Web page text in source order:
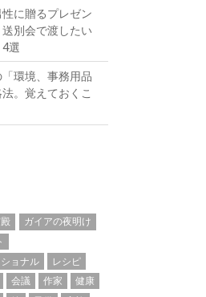
に贈るプレゼン
送別会で渡したい
選
環境、事務用品
。覚えておくこ
ガイアの夜明け
ョナル
レシピ
会議 作家
健康